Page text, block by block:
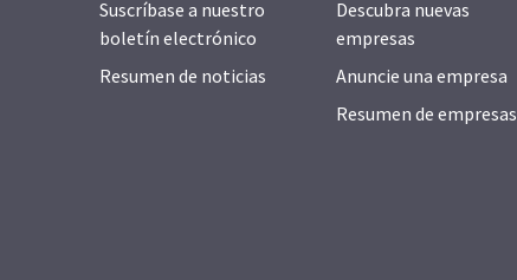
Suscríbase a nuestro
boletín electrónico
Resumen de noticias
Descubra nuevas
empresas
Anuncie una empresa
Resumen de empresas